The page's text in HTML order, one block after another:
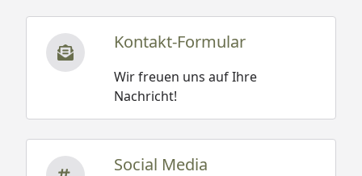
Kontakt-Formular
Wir freuen uns auf Ihre
Nachricht!
Social Media